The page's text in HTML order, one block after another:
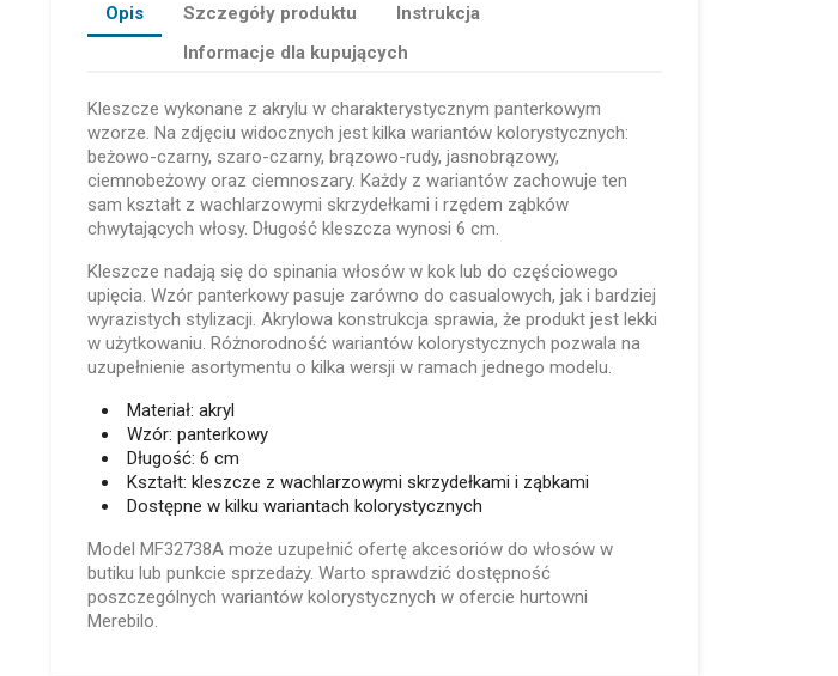
Opis Szczegóły produktu
Instrukcja
Informacje dla kupujących
Kleszcze wykonane z akrylu w charakterystycznym panterkowym
wzorze. Na zdjęciu widocznych jest kilka wariantów kolorystycznych:
beżowo-czarny, szaro-czarny, brązowo-rudy, jasnobrązowy,
ciemnobeżowy oraz ciemnoszary. Każdy z wariantów zachowuje ten
sam kształt z wachlarzowymi skrzydełkami i rzędem ząbków
chwytających włosy. Długość kleszcza wynosi 6 cm.
Kleszcze nadają się do spinania włosów w kok lub do częściowego
upięcia. Wzór panterkowy pasuje zarówno do casualowych, jak i bardziej
wyrazistych stylizacji. Akrylowa konstrukcja sprawia, że produkt jest lekki
w użytkowaniu. Różnorodność wariantów kolorystycznych pozwala na
uzupełnienie asortymentu o kilka wersji w ramach jednego modelu.
Materiał: akryl
Wzór: panterkowy
Długość: 6 cm
Kształt: kleszcze z wachlarzowymi skrzydełkami i ząbkami
Dostępne w kilku wariantach kolorystycznych
Model MF32738A może uzupełnić ofertę akcesoriów do włosów w
butiku lub punkcie sprzedaży. Warto sprawdzić dostępność
poszczególnych wariantów kolorystycznych w ofercie hurtowni
Merebilo.